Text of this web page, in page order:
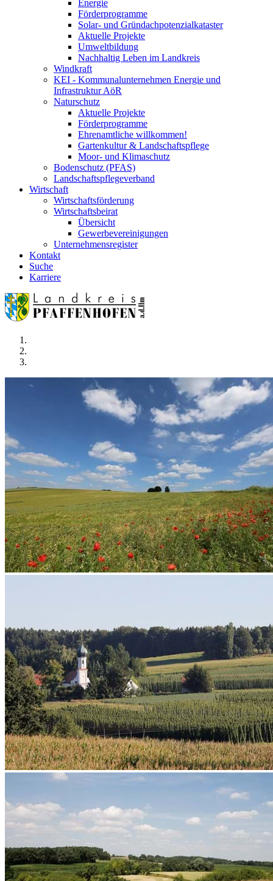
Energie
Förderprogramme
Solar- und Gründachpotenzialkataster
Aktuelle Projekte
Umweltbildung
Nachhaltig Leben im Landkreis
Windkraft
KEI - Kommunalunternehmen Energie und
Infrastruktur AöR
Naturschutz
Aktuelle Projekte
Förderprogramme
Ehrenamtliche willkommen!
Gartenkultur & Landschaftspflege
Moor- und Klimaschutz
Bodenschutz (PFAS)
Landschaftspflegeverband
Wirtschaft
Wirtschaftsförderung
Wirtschaftsbeirat
Übersicht
Gewerbevereinigungen
Unternehmensregister
Kontakt
Suche
Karriere